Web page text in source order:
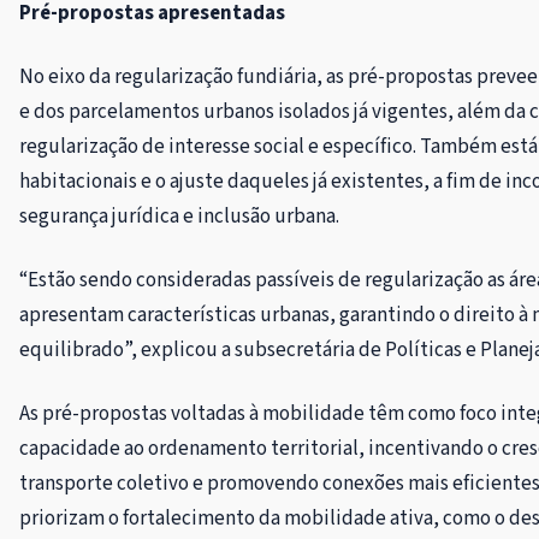
Pré-propostas apresentadas
No eixo da regularização fundiária, as pré-propostas
e dos parcelamentos urbanos isolados já vigentes, além da
regularização de interesse social e específico. Também
habitacionais e o ajuste daqueles já existentes, a fim de
segurança jurídica e inclusão urbana.
“Estão sendo consideradas passíveis de regularização as
apresentam características urbanas, garantindo o direito à
equilibrado”, explicou a subsecretária de Políticas e
As pré-propostas voltadas à mobilidade têm como foco
capacidade ao ordenamento territorial, incentivando o
transporte coletivo e promovendo conexões mais
priorizam o fortalecimento da mobilidade ativa, como o